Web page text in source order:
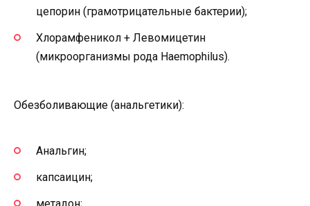
цепорин (грамотрицательные бактерии);
Хлорамфеникол + Левомицетин
(микроорганизмы рода Haemophilus).
Обезболивающие (анальгетики):
Анальгин;
капсаицин;